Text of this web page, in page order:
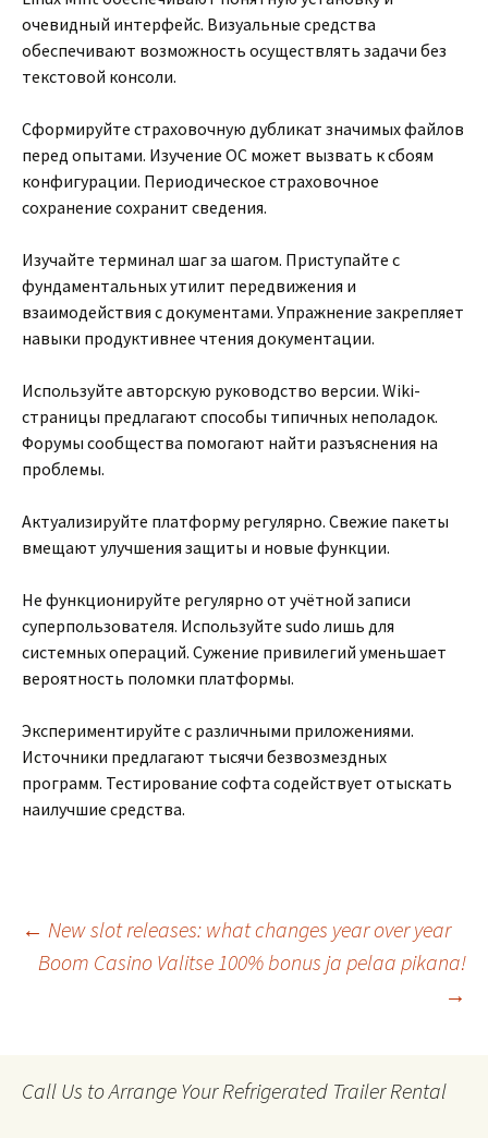
очевидный интерфейс. Визуальные средства
обеспечивают возможность осуществлять задачи без
текстовой консоли.
Сформируйте страховочную дубликат значимых файлов
перед опытами. Изучение ОС может вызвать к сбоям
конфигурации. Периодическое страховочное
сохранение сохранит сведения.
Изучайте терминал шаг за шагом. Приступайте с
фундаментальных утилит передвижения и
взаимодействия с документами. Упражнение закрепляет
навыки продуктивнее чтения документации.
Используйте авторскую руководство версии. Wiki-
страницы предлагают способы типичных неполадок.
Форумы сообщества помогают найти разъяснения на
проблемы.
Актуализируйте платформу регулярно. Свежие пакеты
вмещают улучшения защиты и новые функции.
Не функционируйте регулярно от учётной записи
суперпользователя. Используйте sudo лишь для
системных операций. Сужение привилегий уменьшает
вероятность поломки платформы.
Экспериментируйте с различными приложениями.
Источники предлагают тысячи безвозмездных
программ. Тестирование софта содействует отыскать
наилучшие средства.
Post
← New slot releases: what changes year over year
Boom Casino Valitse 100% bonus ja pelaa pikana!
→
Call Us to Arrange Your Refrigerated Trailer Rental